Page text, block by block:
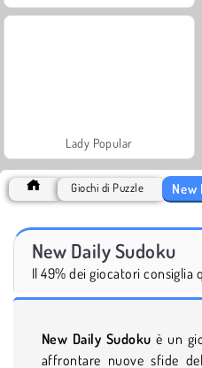
Lady Popular
Giochi di Puzzle New
New Daily Sudoku
Il 49% dei giocatori consiglia
New Daily Sudoku è un
affrontare nuove sfide